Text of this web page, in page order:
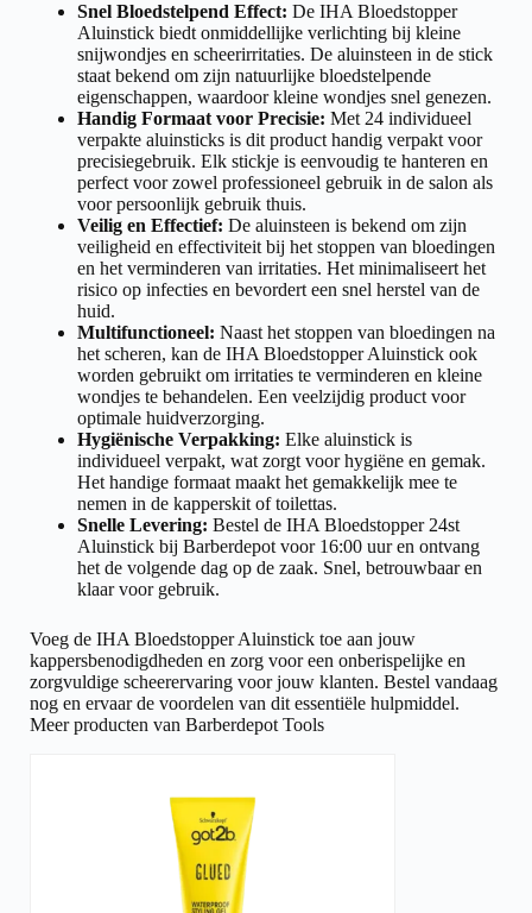
Snel Bloedstelpend Effect: De IHA Bloedstopper
Aluinstick biedt onmiddellijke verlichting bij kleine
snijwondjes en scheerirritaties. De aluinsteen in de stick
staat bekend om zijn natuurlijke bloedstelpende
eigenschappen, waardoor kleine wondjes snel genezen.
Handig Formaat voor Precisie: Met 24 individueel
verpakte aluinsticks is dit product handig verpakt voor
precisiegebruik. Elk stickje is eenvoudig te hanteren en
perfect voor zowel professioneel gebruik in de salon als
voor persoonlijk gebruik thuis.
Veilig en Effectief: De aluinsteen is bekend om zijn
veiligheid en effectiviteit bij het stoppen van bloedingen
en het verminderen van irritaties. Het minimaliseert het
risico op infecties en bevordert een snel herstel van de
huid.
Multifunctioneel: Naast het stoppen van bloedingen na
het scheren, kan de IHA Bloedstopper Aluinstick ook
worden gebruikt om irritaties te verminderen en kleine
wondjes te behandelen. Een veelzijdig product voor
optimale huidverzorging.
Hygiënische Verpakking: Elke aluinstick is
individueel verpakt, wat zorgt voor hygiëne en gemak.
Het handige formaat maakt het gemakkelijk mee te
nemen in de kapperskit of toilettas.
Snelle Levering: Bestel de IHA Bloedstopper 24st
Aluinstick bij Barberdepot voor 16:00 uur en ontvang
het de volgende dag op de zaak. Snel, betrouwbaar en
klaar voor gebruik.
Voeg de IHA Bloedstopper Aluinstick toe aan jouw
kappersbenodigdheden en zorg voor een onberispelijke en
zorgvuldige scheerervaring voor jouw klanten. Bestel vandaag
nog en ervaar de voordelen van dit essentiële hulpmiddel.
Meer producten van Barberdepot Tools